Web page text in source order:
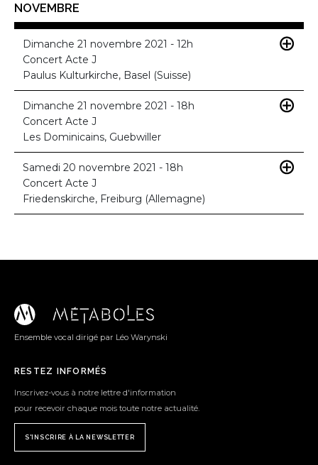
NOVEMBRE
Dimanche 21 novembre 2021 - 12h
Concert Acte J
Paulus Kulturkirche, Basel (Suisse)
Dimanche 21 novembre 2021 - 18h
Concert Acte J
Les Dominicains, Guebwiller
Samedi 20 novembre 2021 - 18h
Concert Acte J
Friedenskirche, Freiburg (Allemagne)
Ensemble vocal dirigé par Léo Warynski
RESTEZ INFORMÉS
Inscrivez-vous à notre lettre d'information
pour recevoir chaque mois toute notre actualité.
S'INSCRIRE À LA NEWSLETTER